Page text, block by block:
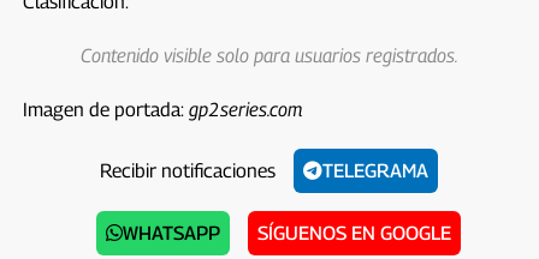
Contenido visible solo para usuarios registrados.
Imagen de portada: gp2series.com
Recibir notificaciones TELEGRAMA
WHATSAPP SÍGUENOS EN GOOGLE